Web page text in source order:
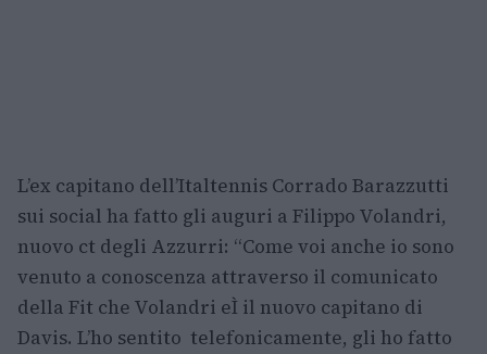
L’ex capitano dell’Italtennis Corrado Barazzutti
sui social ha fatto gli auguri a Filippo Volandri,
nuovo ct degli Azzurri: “Come voi anche io sono
venuto a conoscenza attraverso il comunicato
della Fit che Volandri eÌ il nuovo capitano di
Davis. L’ho sentito telefonicamente, gli ho fatto